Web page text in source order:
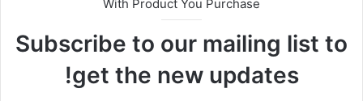
With Product You Purchase
Subscribe to our mailing list to
get the new updates!